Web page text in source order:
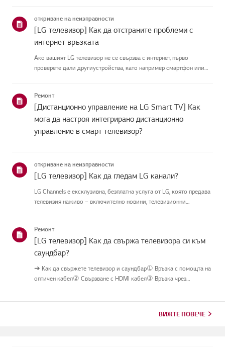
UHD сигнал, и я с...
откриване на неизправности
[LG телевизор] Как да отстраните проблеми с
интернет връзката
Ако вашият LG телевизор не се свързва с интернет, първо
проверете дали другиустройства, като например смартфон или
вашия рутерил...
Ремонт
[Дистанционно управление на LG Smart TV] Как
мога да настроя интегрирано дистанционно
управление в смарт телевизор?
откриване на неизправности
[LG телевизор] Как да гледам LG канали?
LG Channels е ексклузивна, безплатна услуга от LG, която предава
телевизия наживо – включително новини, телевизионни
натисн...
Ремонт
[LG телевизор] Как да свържа телевизора си към
саундбар?
➔ Как да свържете телевизор и саундбар① Връзка с помощта на
оптичен кабел② Свързване с HDMI кабел③ Връзка чрез
ВИЖТЕ ПОВЕЧЕ